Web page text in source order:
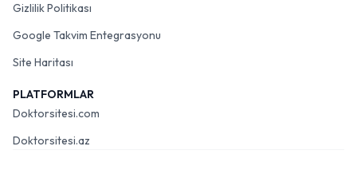
Gizlilik Politikası
Google Takvim Entegrasyonu
Site Haritası
PLATFORMLAR
Doktorsitesi.com
Doktorsitesi.az